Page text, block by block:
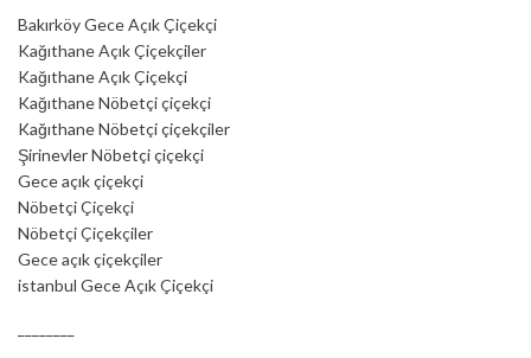
Bakırköy Gece Açık Çiçekçi
Kağıthane Açık Çiçekçiler
Kağıthane Açık Çiçekçi
Kağıthane Nöbetçi çiçekçi
Kağıthane Nöbetçi çiçekçiler
Şirinevler Nöbetçi çiçekçi
Gece açık çiçekçi
Nöbetçi Çiçekçi
Nöbetçi Çiçekçiler
Gece açık çiçekçiler
istanbul Gece Açık Çiçekçi